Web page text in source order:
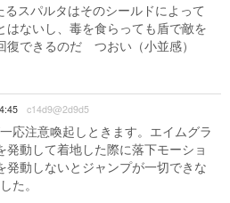
るスパルタはそのシールドによって
はないし、毒を食らっても盾で敵を
復できるのだ つおい（小並感）
c14d9@2d9d5
応注意喚起しときます。エイムグラ
発動して着地した際に落下モーショ
発動しないとジャンプが一切できな
た。